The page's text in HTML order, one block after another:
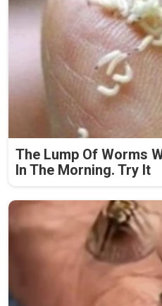
The Lump Of Worms
In The Morning. Try It